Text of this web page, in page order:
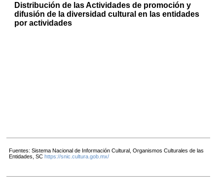
Distribución de las Actividades de promoción y
difusión de la diversidad cultural en las entidades
por actividades
Fuentes: Sistema Nacional de Información Cultural, Organismos Culturales de las
Entidades, SChttps://snic.cultura.gob.mx/